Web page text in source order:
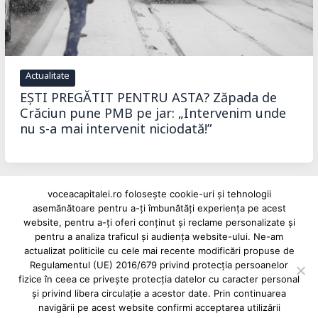
Actualitate
EȘTI PREGĂTIT PENTRU ASTA? Zăpada de
Crăciun pune PMB pe jar: „Intervenim unde
nu s-a mai intervenit niciodată!”
Reclame și advertoriale pe Vocea Capitalei
Powered byINFINITUS ADVERTISING
voceacapitalei.ro folosește cookie-uri și tehnologii
asemănătoare pentru a-ți îmbunătăți experiența pe acest
website, pentru a-ți oferi conținut și reclame personalizate și
pentru a analiza traficul și audiența website-ului. Ne-am
actualizat politicile cu cele mai recente modificări propuse de
Regulamentul (UE) 2016/679 privind protecția persoanelor
fizice în ceea ce privește protecția datelor cu caracter personal
și privind libera circulație a acestor date. Prin continuarea
navigării pe acest website confirmi acceptarea utilizării